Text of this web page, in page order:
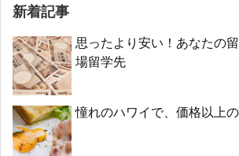
新着記事
思ったより安い！あなたの
場留学先
憧れのハワイで、価格以上の